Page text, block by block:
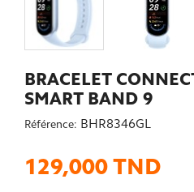
BRACELET
SMART BAND 9
Référence: BHR8346GL
129,000 TND